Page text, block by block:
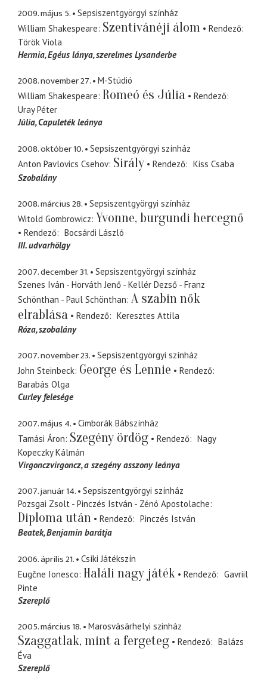
2009. május 5.
Sepsiszentgyörgyi színház
William Shakespeare Szentivánéji álom
Rendező
Török Viola
Hermia Egéus lánya, szerelmes Lysanderbe
2008. november 27.
M-Stúdió
William Shakespeare Romeó és Júlia
Rendező
Uray Péter
Júlia Capuleték leánya
2008. október 10.
Sepsiszentgyörgyi színház
Anton Pavlovics Csehov Sirály Rendező
Kiss Csaba
Szobalány
2008. március 28.
Sepsiszentgyörgyi színház
Witold Gombrowicz Yvonne, burgundi hercegnő
Rendező
Bocsárdi László
III. udvarhölgy
2007. december 31.
Sepsiszentgyörgyi színház
Szenes Iván - Horváth Jenő - Kellér Dezső - Franz
Schönthan - Paul Schönthan A szabin nők
elrablása
Rendező
Keresztes Attila
Róza szobalány
2007. november 23.
Sepsiszentgyörgyi színház
John Steinbeck George és Lennie
Rendező
Barabás Olga
Curley felesége
2007. május 4.
Cimborák Bábszínház
Tamási Áron Szegény ördög Rendező
Nagy
Kopeczky Kálmán
Virgonczvirgoncz a szegény asszony leánya
2007. január 14.
Sepsiszentgyörgyi színház
Pozsgai Zsolt - Pinczés István - Zénó Apostolache
Diploma után Rendező
Pinczés István
Beatek, Benjamin barátja
2006. április 21.
Csíki Játékszín
Eugčne Ionesco Haláli nagy játék Rendező
Gavriil
Pinte
Szereplő
2005. március 18. Marosvásárhelyi szinház
Szaggatlak, mint a fergeteg Rendező
Balázs
Éva
Szereplő